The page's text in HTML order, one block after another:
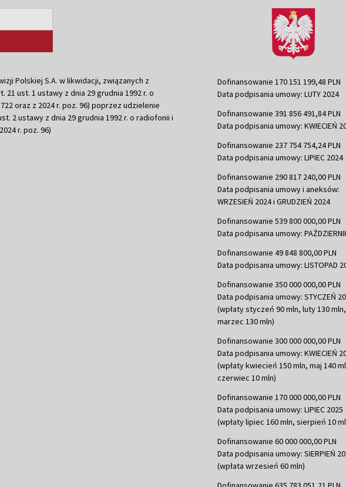
Polskiej S.A. w likwidacji, związanych z
ust. 1 ustawy z dnia 29 grudnia 1992 r. o
oraz z 2024 r. poz. 96) poprzez udzielenie
2 ustawy z dnia 29 grudnia 1992 r. o radiofonii i
r. poz. 96)
Dofinansowanie 170 151 199,48 PLN
Data podpisania umowy: LUTY 2024
Dofinansowanie 391 856 491,84 PLN
Data podpisania umowy: KWIECIEŃ
Dofinansowanie 237 754 754,24 PLN
Data podpisania umowy: LIPIEC 2024
Dofinansowanie 290 817 240,00 PLN
Data podpisania umowy i aneksów:
WRZESIEŃ 2024 i GRUDZIEŃ 2024
Dofinansowanie 539 800 000,00 PLN
Data podpisania umowy:
Dofinansowanie 49 848 800,00 PLN
Data podpisania umowy: LISTOPAD
Dofinansowanie 350 000 000,00 PLN
Data podpisania umowy: STYCZEŃ
(wpłaty styczeń 90 mln, luty 130 mln,
marzec 130 mln)
Dofinansowanie 300 000 000,00 PLN
Data podpisania umowy: KWIECIEŃ
(wpłaty kwiecień 150 mln, maj 140
czerwiec 10 mln)
Dofinansowanie 170 000 000,00 PLN
Data podpisania umowy: LIPIEC 2025
(wpłaty lipiec 160 mln, sierpień 10
Dofinansowanie 60 000 000,00 PLN
Data podpisania umowy: SIERPIEŃ
(wpłata wrzesień 60 mln)